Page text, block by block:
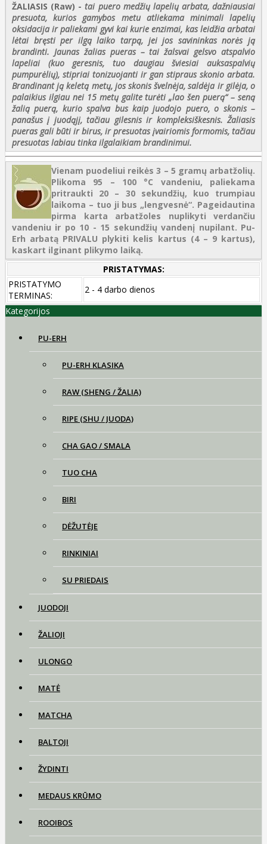
ŽALIASIS (Raw) - tai puero medžių lapelių arbata, dažniausiai
presuota, kurios gamybos metu atliekama minimali lapelių
oksidacija ir paliekami gyvi kai kurie enzimai, kas leidžia arbatai
lėtai bręsti per ilgą laiko tarpą, jei jos savininkas norės ją
brandinti. Jaunas žalias pueras – tai žalsvai gelsvo atspalvio
lapeliai (kuo geresnis, tuo daugiau šviesiai auksaspalvių
pumpurėlių), stipriai tonizuojanti ir gan stipraus skonio arbata.
Brandinant ją keletą metų, jos skonis švelnėja, saldėja ir gilėja, o
palaikius ilgiau nei 15 metų galite turėti „lao šen puerą“ – seną
žalią puerą, kurio spalva bus kaip juodojo puero, o skonis –
panašus į juodąjį, tačiau gilesnis ir kompleksiškesnis. Žaliasis
pueras gali būti ir birus, ir presuotas įvairiomis formomis, tačiau
presuotas labiau tinka ilgalaikiam brandinimui.
Vienam puodeliui reikės 3 – 5 gramų arbatžolių.
Plikoma 95 – 100 °C vandeniu, paliekama
pritraukti 20 – 30 sekundžių, kuo trumpiau
laikoma – tuo ji bus „lengvesnė“. Pageidautina
pirma karta arbatžoles nuplikyti verdančiu
vandeniu ir po 10 - 15 sekundžių vandenį nupilant. Pu-
Erh arbatą PRIVALU plykiti kelis kartus (4 – 9 kartus),
kaskart ilginant plikymo laiką.
PRISTATYMAS:
PRISTATYMO
TERMINAS:
2 - 4 darbo dienos
Kategorijos
PU-ERH
PU-ERH KLASIKA
RAW (SHENG / ŽALIA)
RIPE (SHU / JUODA)
CHA GAO / SMALA
TUO CHA
BIRI
DĖŽUTĖJE
RINKINIAI
SU PRIEDAIS
JUODOJI
ŽALIOJI
ULONGO
MATĖ
MATCHA
BALTOJI
ŽYDINTI
MEDAUS KRŪMO
ROOIBOS